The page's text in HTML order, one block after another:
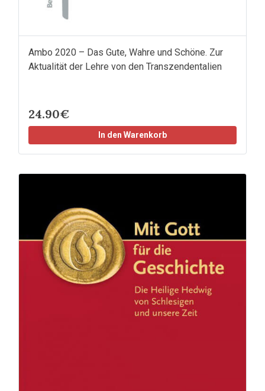
Ambo 2020 – Das Gute, Wahre und Schöne. Zur
Aktualität der Lehre von den Transzendentalien
24.90€
In den Warenkorb